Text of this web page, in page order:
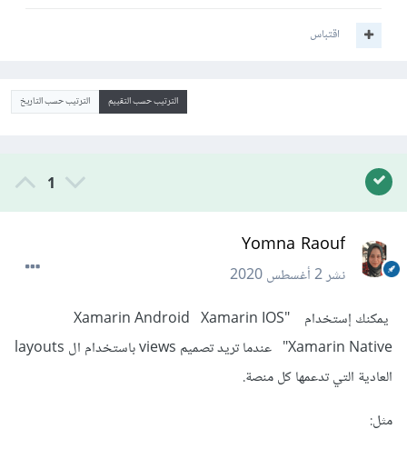
اقتباس
الترتيب حسب التقييم الترتيب حسب التاريخ
1
Yomna Raouf
نشر2 أغسطس 2020
يمكنك إستخدام Xamarin Android Xamarin IOS"
Xamarin Native" عندما تريد تصميم views باستخدام ال layouts
العادية التي تدعمها كل منصة.
مثل: